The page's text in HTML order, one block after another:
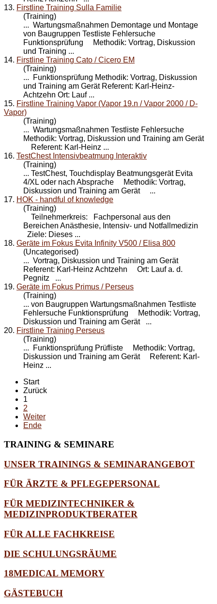
13. Firstline Training Sulla Familie
(Training)
... Wartungsmaßnahmen Demontage und Montage
von Baugruppen Testliste Fehlersuche
Funktionsprüfung Methodik: Vortrag, Diskussion
und Training ...
14. Firstline Training Cato / Cicero EM
(Training)
... Funktionsprüfung Methodik: Vortrag, Diskussion
und Training am Gerät Referent: Karl-Heinz-
Achtzehn Ort: Lauf ...
15. Firstline Training Vapor (Vapor 19.n / Vapor 2000 / D-
Vapor)
(Training)
... Wartungsmaßnahmen Testliste Fehlersuche
Methodik: Vortrag, Diskussion und Training am Gerät
Referent: Karl-Heinz ...
16. TestChest Intensivbeatmung Interaktiv
(Training)
... TestChest, Touchdisplay Beatmungsgerät Evita
4/XL oder nach Absprache Methodik: Vortrag,
Diskussion und Training am Gerät ...
17. HOK - handful of knowledge
(Training)
Teilnehmerkreis: Fachpersonal aus den
Bereichen Anästhesie, Intensiv- und Notfallmedizin
Ziele: Dieses ...
18. Geräte im Fokus Evita Infinity V500 / Elisa 800
(Uncategorised)
... Vortrag, Diskussion und Training am Gerät
Referent: Karl-Heinz Achtzehn Ort: Lauf a. d.
Pegnitz ...
19. Geräte im Fokus Primus / Perseus
(Training)
... von Baugruppen Wartungsmaßnahmen Testliste
Fehlersuche Funktionsprüfung Methodik: Vortrag,
Diskussion und Training am Gerät ...
20. Firstline Training Perseus
(Training)
... Funktionsprüfung Prüfliste Methodik: Vortrag,
Diskussion und Training am Gerät Referent: Karl-
Heinz ...
Start
Zurück
1
2
Weiter
Ende
TRAINING & SEMINARE
UNSER TRAININGS & SEMINARANGEBOT
FÜR ÄRZTE & PFLEGEPERSONAL
FÜR MEDIZINTECHNIKER &
MEDIZINPRODUKTBERATER
FÜR ALLE FACHKREISE
DIE SCHULUNGSRÄUME
18MEDICAL MEMORY
GÄSTEBUCH